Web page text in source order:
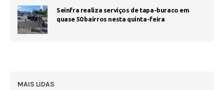
Seinfra realiza serviços de tapa-buraco em
quase 50 bairros nesta quinta-feira
MAIS LIDAS